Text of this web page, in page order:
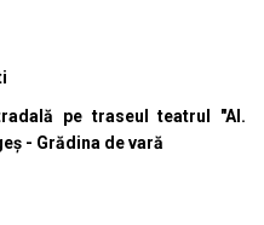
pe traseul teatrul "Al.
- Grădina de vară